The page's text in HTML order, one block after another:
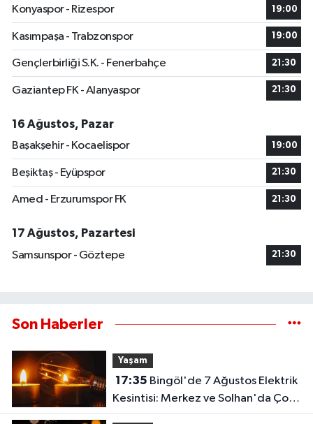
Konyaspor - Rizespor 19:00
Kasımpaşa - Trabzonspor 19:00
Gençlerbirliği S.K. - Fenerbahçe 21:30
Gaziantep FK - Alanyaspor 21:30
16 Ağustos, Pazar
Başakşehir - Kocaelispor
19:00
Beşiktaş - Eyüpspor 21:30
Amed - Erzurumspor FK 21:30
17 Ağustos, Pazartesi
Samsunspor - Göztepe
21:30
Son Haberler
Yaşam
17:35
Kesintisi: Merkez ve Solhan'da Çok
Sayıda Yerleşim Etkilenecek..